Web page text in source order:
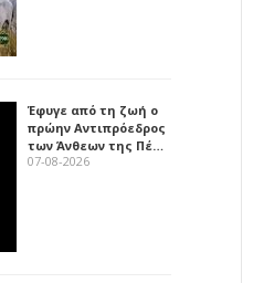
Έφυγε από τη ζωή ο
πρώην Αντιπρόεδρος
των Άνθεων της Πέ…
07-08-2026